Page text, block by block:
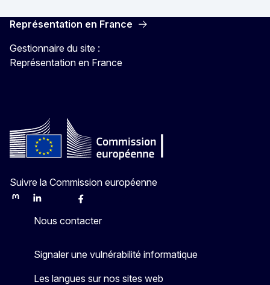
Représentation en France
Gestionnaire du site :
Représentation en France
Suivre la Commission européenne
MastodonLinkedInBlueskyFacebook
Nous contacter
Signaler une vulnérabilité informatique
Les langues sur nos sites web